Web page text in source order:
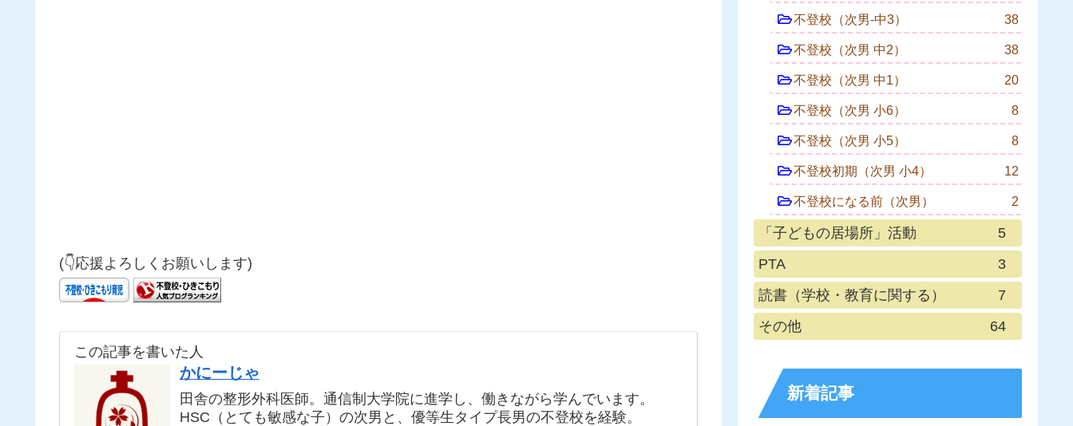
(👇応援よろしくお願いします)
この記事を書いた人
かにーじゃ
田舎の整形外科医師。通信制大学院に進学し、働きながら学んでいます。
HSC（とても敏感な子）の次男と、優等生タイプ長男の不登校を経験。
不登校（次男-中3） 38
不登校（次男 中2） 38
不登校（次男 中1） 20
不登校（次男 小6） 8
不登校（次男 小5） 8
不登校初期（次男 小4） 12
不登校になる前（次男） 2
「子どもの居場所」活動
5
PTA
3
読書（学校・教育に関する）
7
その他
64
新着記事